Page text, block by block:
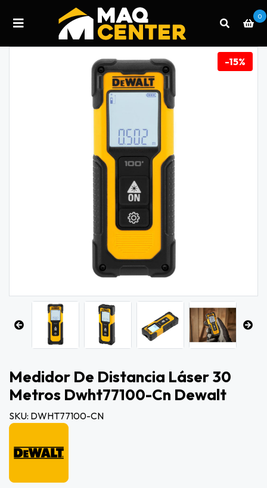
0
-15%
Medidor De Distancia Láser 30
Metros Dwht77100-Cn Dewalt
SKU: DWHT77100-CN